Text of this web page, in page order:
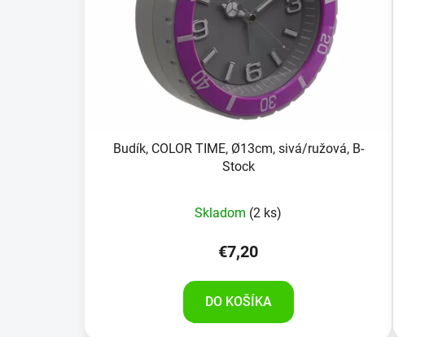
Budík, COLOR TIME, Ø13cm, sivá/ružová, B-
Stock
Skladom (2 ks)
€7,20
DO KOŠÍKA